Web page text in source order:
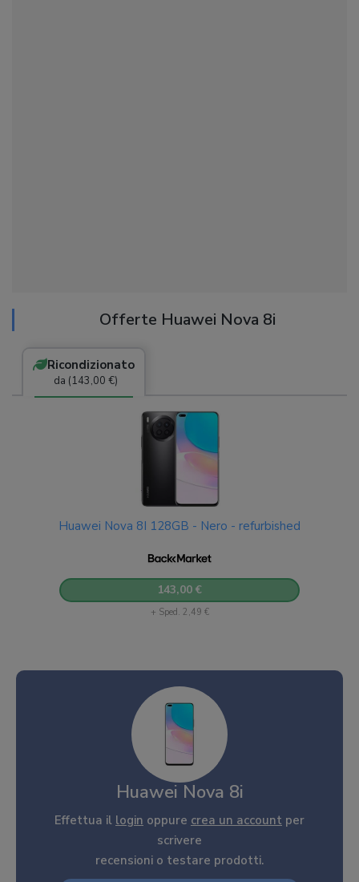
Offerte Huawei Nova 8i
Ricondizionato
da (143,00 €)
Huawei Nova 8I 128GB - Nero - refurbished
143,00 €
+ Sped. 2,49 €
Huawei Nova 8i
Effettua il login oppure crea un account per
scrivere
recensioni o testare prodotti.